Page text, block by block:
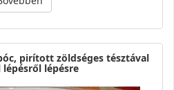
pirított zöldséges tésztával
lépésre